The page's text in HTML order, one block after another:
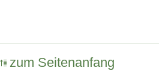
zum Seitenanfang